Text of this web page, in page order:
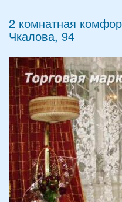
2 комнатная
Чкалова, 94